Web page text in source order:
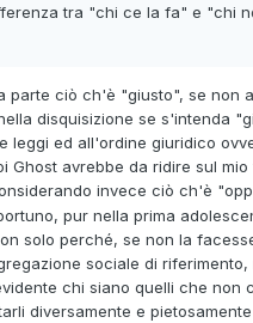
tra "chi ce la fa" e "chi
parte ciò ch'è "giusto", se non
disquisizione se s'intenda
leggi ed all'ordine giuridico
Ghost avrebbe da ridire sul
invece ciò ch'è
pur nella prima
solo perché, se non la
sociale di
chi siano quelli che non
diversamente e